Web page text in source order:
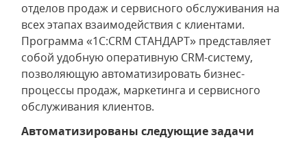
отделов продаж и сервисного обслуживания на
всех этапах взаимодействия с клиентами.
Программа «1С:CRM СТАНДАРТ» представляет
собой удобную оперативную CRM-систему,
позволяющую автоматизировать бизнес-
процессы продаж, маркетинга и сервисного
обслуживания клиентов.
Автоматизированы следующие задачи